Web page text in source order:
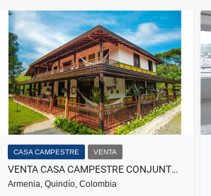
Venta
$700.000.000
CASA CAMPESTRE VENTA
VENTA CASA CAMPESTRE CONJUNTO RANCHO SOLEDAD MONTENEGRO
Armenia, Quindío, Colombia